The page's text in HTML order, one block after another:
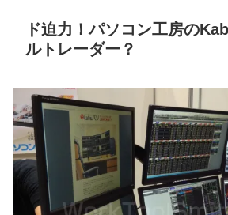
ド迫力！パソコン工房の
ルトレーダー？